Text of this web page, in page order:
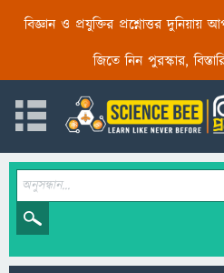
বিজ্ঞান ও প্রযুক্তির প্রশ্নোত্তর দুনিয়ায়
জিতে নিন পুরস্কার,